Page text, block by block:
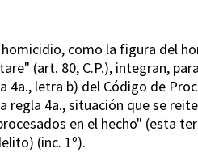
como la figura del
(art. 80, C.P.), integran,
4a., letra b) del Código de
regla 4a., situación que se
en el hecho" (esta
(inc. 1º).